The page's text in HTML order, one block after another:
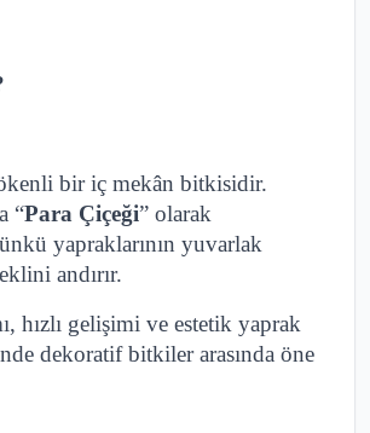
bir iç mekân bitkisidir.
“Para Çiçeği” olarak
yapraklarının yuvarlak
andırır.
hızlı gelişimi ve estetik yaprak
dekoratif bitkiler arasında öne